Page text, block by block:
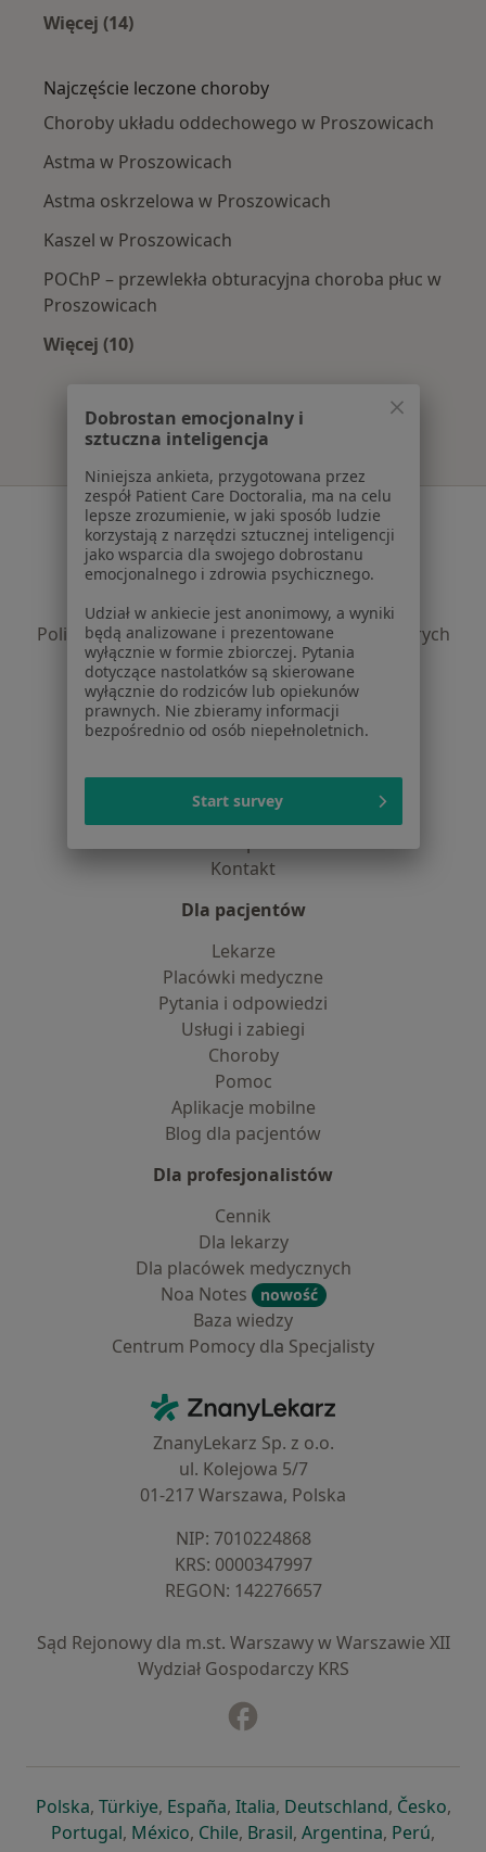
Więcej (14)
Najczęście leczone choroby
Choroby układu oddechowego w Proszowicach
Astma w Proszowicach
Astma oskrzelowa w Proszowicach
Kaszel w Proszowicach
POChP – przewlekła obturacyjna choroba płuc w
Proszowicach
Więcej (10)
Serwis
Regulamin
Polityka prywatności pacjentów
Polityka prywatności profesjonalistów
Polityka prywatności dla profesjonalistów, których
dane pozyskaliśmy samodzielnie
Polityka cookies
Jak działają wyniki wyszukiwania
Dostępność
Praca
Rekrutujemy!
Partnerzy
Kontakt
Dla pacjentów
Lekarze
Placówki medyczne
Pytania i odpowiedzi
Usługi i zabiegi
Choroby
Pomoc
Aplikacje mobilne
Blog dla pacjentów
Dla profesjonalistów
Cennik
Dla lekarzy
Dla placówek medycznych
Noa Notes
nowość
Baza wiedzy
Centrum Pomocy dla Specjalisty
ZnanyLekarz - Strona główna
ZnanyLekarz Sp. z o.o.
ul. Kolejowa 5/7
01-217 Warszawa, Polska
NIP: ⁠7010224868
KRS: ⁠0000347997
REGON: ⁠142276657
Sąd Rejonowy dla m.st. Warszawy w Warszawie XII
Wydział Gospodarczy KRS
Polskaotwiera się w nowej karcie
, Türkiyeotwiera się w nowej karcie
, Españaotwiera się w nowej karcie
, Italiaotwiera się w nowej
, Deutschlandotwiera się
, Česko,
Portugalotwiera się w nowej karcie
, Méxicootwiera się w nowej karcie
, Chileotwiera się w nowej karcie
, Brasilotwiera się w nowej
, Argentinaotwiera się
, Perú,
Dobrostan emocjonalny i
sztuczna inteligencja
Niniejsza ankieta, przygotowana przez
zespół Patient Care Doctoralia, ma na celu
lepsze zrozumienie, w jaki sposób ludzie
korzystają z narzędzi sztucznej inteligencji
jako wsparcia dla swojego dobrostanu
emocjonalnego i zdrowia psychicznego.
Udział w ankiecie jest anonimowy, a wyniki
będą analizowane i prezentowane
wyłącznie w formie zbiorczej. Pytania
dotyczące nastolatków są skierowane
wyłącznie do rodziców lub opiekunów
prawnych. Nie zbieramy informacji
bezpośrednio od osób niepełnoletnich.
Start survey